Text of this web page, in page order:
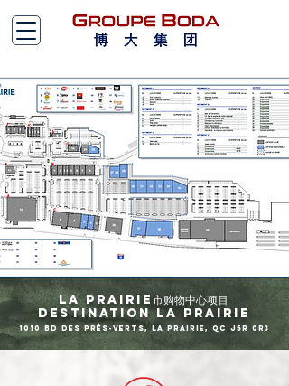
La Prairie市购物中心项目
Destination La Prairie
1010 Bd des Prés-Verts, La Prairie, QC J5R 0R3